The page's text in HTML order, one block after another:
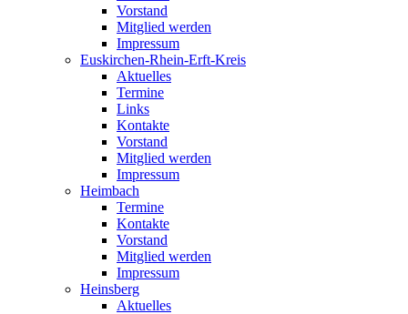
Vorstand
Mitglied werden
Impressum
Euskirchen-Rhein-Erft-Kreis
Aktuelles
Termine
Links
Kontakte
Vorstand
Mitglied werden
Impressum
Heimbach
Termine
Kontakte
Vorstand
Mitglied werden
Impressum
Heinsberg
Aktuelles